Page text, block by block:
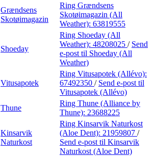
Grændsens
Skotøimagazin
Ring Grændsens
Skotøimagazin (All
Weather): 63819555
Shoeday
Ring Shoeday (All
Weather): 48208025 / Send
e-post til Shoeday (All
Weather)
Vitusapotek
Ring Vitusapotek (Allévo):
67492350 / Send e-post til
Vitusapotek (Allévo)
Thune
Ring Thune (Alliance by
Thune): 23688225
Kinsarvik
Naturkost
Ring Kinsarvik Naturkost
(Aloe Dent): 21959807 /
Send e-post til Kinsarvik
Naturkost (Aloe Dent)